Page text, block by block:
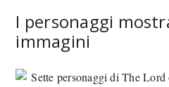
I personaggi
immagini